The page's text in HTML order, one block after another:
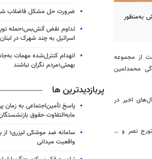
به‌منظور
اولین قسمت از مجموعه
با عنوان «پسر دلفینی۲» به تهیه‌کنندگی محمدامین
سال‌های اخیر در
تورج نصر و …
ضرورت حل مشکل فاضلاب
تداوم نقض آتش‌بس؛حمله
اسرائیل به چند شهرک در لبنان
انهدام کنترل‌شده مهمات
بهمئی؛مردم نگران نباشند
پربازدیدترین ها
پاسخ تأمین‌اجتماعی به زمان
مابه‌التفاوت حقوق
سامانه ضد موشکی لیزری؛ از
واقعیت میدانی